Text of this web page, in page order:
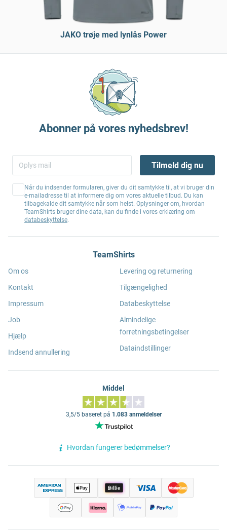
JAKO trøje med lynlås Power
Abonner på vores nyhedsbrev!
Tilmeld dig nu
Når du indsender formularen, giver du dit samtykke til, at vi bruger din
e-mailadresse til at informere dig om vores aktuelle tilbud. Du kan
tilbagekalde dit samtykke når som helst. Oplysninger om, hvordan
TeamShirts bruger dine data, kan du finde i vores erklæring om
databeskyttelse.
TeamShirts
Om os
Kontakt
Impressum
Job
Hjælp
Indsend annullering
Levering og returnering
Tilgængelighed
Databeskyttelse
Almindelige
forretningsbetingelser
Dataindstillinger
Middel
3,5/5 baseret på 1.083 anmeldelser
Hvordan fungerer bedømmelser?